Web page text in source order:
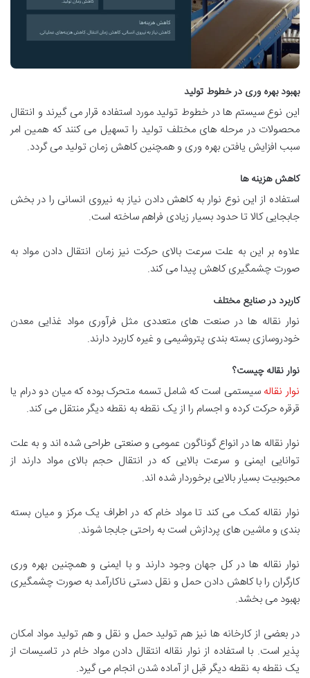
بهبود بهره وری در خطوط تولید
این نوع سیستم ها در خطوط تولید مورد استفاده قرار می گیرند و انتقال
محصولات در مرحله های مختلف تولید را تسهیل می کنند که همین امر
سبب افزایش یافتن بهره وری و همچنین کاهش زمان تولید می گردد.
کاهش هزینه ها
استفاده از این نوع نوار به کاهش دادن نیاز به نیروی انسانی را در بخش
جابجایی کالا تا حدود بسیار زیادی فراهم ساخته است.
علاوه بر این به علت سرعت بالای حرکت نیز زمان انتقال دادن مواد به
صورت چشمگیری کاهش پیدا می کند.
کاربرد در صنایع مختلف
نوار نقاله ها در صنعت های متعددی مثل فرآوری مواد غذایی معدن
خودروسازی بسته بندی پتروشیمی و غیره کاربرد دارند.
نوار نقاله چیست؟
نوار نقاله سیستمی است که شامل تسمه متحرک بوده که میان دو درام یا
قرقره حرکت کرده و اجسام را از یک نقطه به نقطه دیگر منتقل می کند.
نوار نقاله ها در انواع گوناگون عمومی و صنعتی طراحی شده اند و به علت
توانایی ایمنی و سرعت بالایی که در انتقال حجم بالای مواد دارند از
محبوبیت بسیار بالایی برخوردار شده اند.
نوار نقاله کمک می کند تا مواد خام که در اطراف یک مرکز و میان بسته
بندی و ماشین های پردازش است به راحتی جابجا شوند.
نوار نقاله ها در کل جهان وجود دارند و با ایمنی و همچنین بهره وری
کارگران را با کاهش دادن حمل و نقل دستی ناکارآمد به صورت چشمگیری
بهبود می بخشد.
در بعضی از کارخانه ها نیز هم تولید حمل و نقل و هم تولید مواد امکان
پذیر است. با استفاده از نوار نقاله انتقال دادن مواد خام در تاسیسات از
یک نقطه به نقطه دیگر قبل از آماده شدن انجام می گیرد.